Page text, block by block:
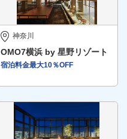
神奈川
OMO7横浜 by 星野リゾート
宿泊料金最大10％OFF